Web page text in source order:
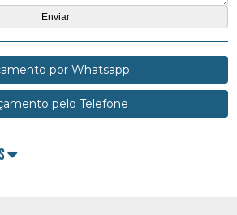
por Whatsapp
pelo Telefone